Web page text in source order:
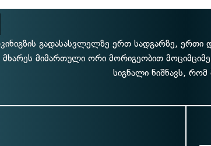
გადასასვლელზე ერთ სადგარზე, ერთი
მხარეს მიმართული ორი მორიგეობით
სიგნალი ნიშნავს,